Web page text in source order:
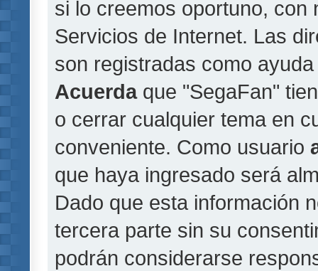
si lo creemos oportuno, con
Servicios de Internet. Las
son registradas como
Acuerdaque "SegaFan"
o cerrar cualquier tema en
conveniente. Como usuario
que haya ingresado será
Dado que esta información
tercera parte sin su
podrán considerarse